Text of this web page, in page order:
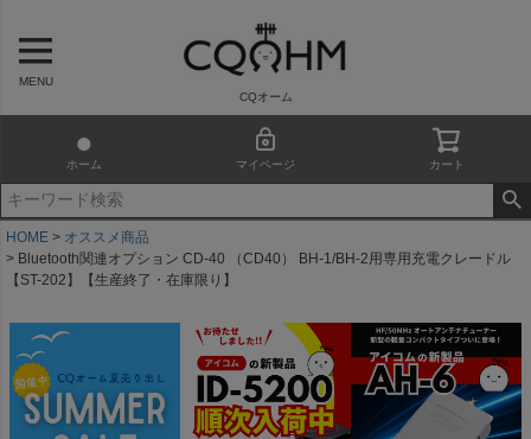
MENU
CQオーム
ホーム マイページ カート
HOME
オススメ商品
Bluetooth関連オプション CD-40 （CD40） BH-1/BH-2用専用充電クレードル
【ST-202】【生産終了・在庫限り】